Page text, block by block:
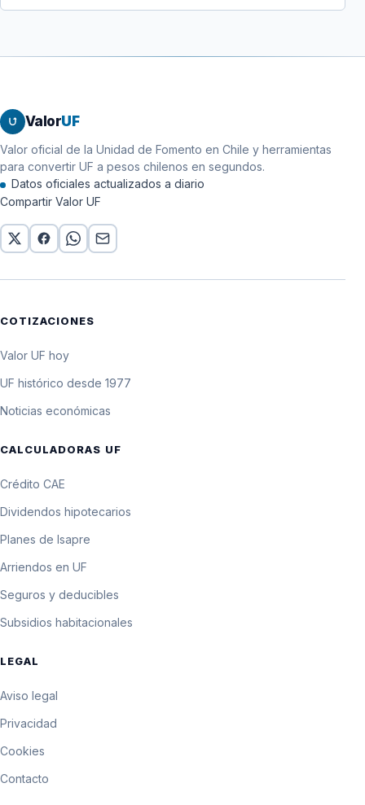
ValorUF
Valor oficial de la Unidad de Fomento en Chile y herramientas
para convertir UF a pesos chilenos en segundos.
Datos oficiales actualizados a diario
Compartir Valor UF
COTIZACIONES
Valor UF hoy
UF histórico desde 1977
Noticias económicas
CALCULADORAS UF
Crédito CAE
Dividendos hipotecarios
Planes de Isapre
Arriendos en UF
Seguros y deducibles
Subsidios habitacionales
LEGAL
Aviso legal
Privacidad
Cookies
Contacto